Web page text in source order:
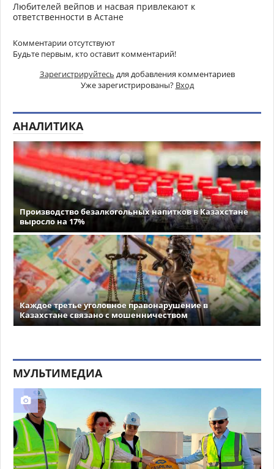
Любителей вейпов и насвая привлекают к
ответственности в Астане
Комментарии отсутствуют
Будьте первым, кто оставит комментарий!
Зарегистрируйтесь для добавления комментариев
Уже зарегистрированы? Вход
АНАЛИТИКА
Производство безалкогольных напитков в Казахстане
выросло на 17%
Каждое третье уголовное правонарушение в
Казахстане связано с мошенничеством
МУЛЬТИМЕДИА